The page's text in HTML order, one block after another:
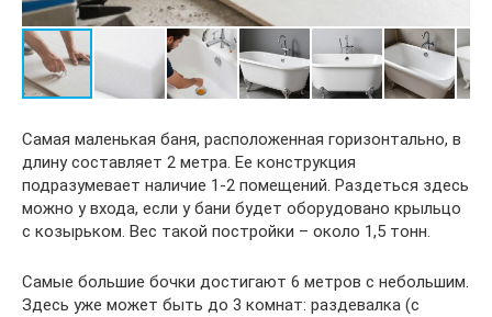
Самая маленькая баня, расположенная горизонтально, в
длину составляет 2 метра. Ее конструкция
подразумевает наличие 1-2 помещений. Раздеться здесь
можно у входа, если у бани будет оборудовано крыльцо
с козырьком. Вес такой постройки – около 1,5 тонн.
Самые большие бочки достигают 6 метров с небольшим.
Здесь уже может быть до 3 комнат: раздевалка (с